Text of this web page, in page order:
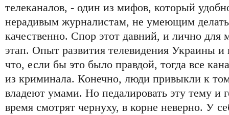
телеканалов, - один из мифов, который
нерадивым журналистам, не умеющим
качественно. Спор этот давний, и лично
этап. Опыт развития телевидения Украины и
что, если бы это было правдой, тогда все
из криминала. Конечно, люди привыкли к
владеют умами. Но педалировать эту тему и
время смотрят чернуху, в корне неверно. У